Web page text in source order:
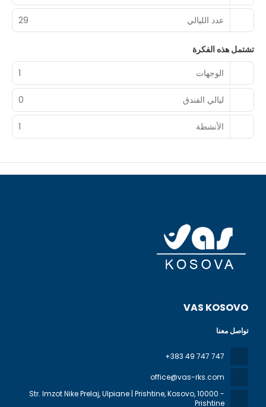
عدد الليالي 29
تشتمل هذه الفكرة
الوجهات
1
ليالي الفندق 0
الأنشطة 1
VAS KOSOVO
تواصل معنا
+383 49 747 747
office@vas-rks.com
Str. Imzot Nike Prelaj, Ulpiane | Prishtine, Kosovo, 10000 -
Prishtine